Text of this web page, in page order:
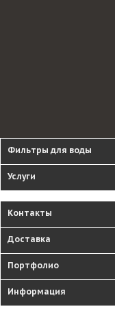
Фильтры для воды
Услуги
Контакты
Доставка
Портфолио
Информация